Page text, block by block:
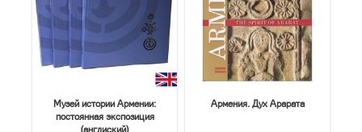
Музей истории Армении:
постоянная экспозиция
(англиский)
Армения. Дух Арарата